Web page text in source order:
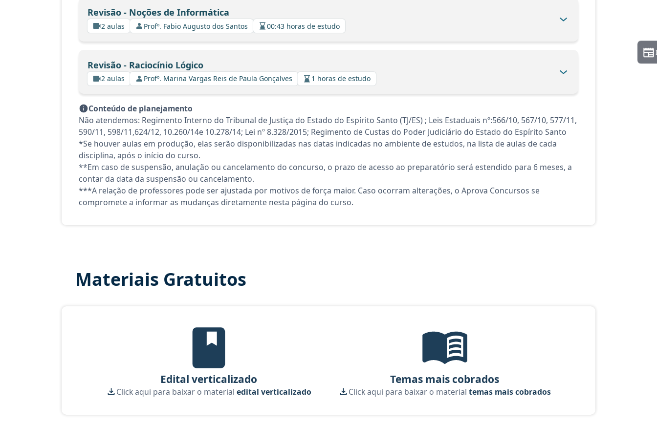
Revisão - Noções de Informática
2 aulas Profº. Fabio Augusto dos Santos 00:43 horas de estudo
Revisão - Raciocínio Lógico
2 aulas Profº. Marina Vargas Reis de Paula Gonçalves 1 horas de estudo
Conteúdo de planejamento
Não atendemos: Regimento Interno do Tribunal de Justiça do Estado do Espírito Santo (TJ/ES) ; Leis Estaduais nº:566/10, 567/10, 577/11,
590/11, 598/11,624/12, 10.260/14e 10.278/14; Lei nº 8.328/2015; Regimento de Custas do Poder Judiciário do Estado do Espírito Santo
*Se houver aulas em produção, elas serão disponibilizadas nas datas indicadas no ambiente de estudos, na lista de aulas de cada
disciplina, após o início do curso.
**Em caso de suspensão, anulação ou cancelamento do concurso, o prazo de acesso ao preparatório será estendido para 6 meses, a
contar da data da suspensão ou cancelamento.
***A relação de professores pode ser ajustada por motivos de força maior. Caso ocorram alterações, o Aprova Concursos se
compromete a informar as mudanças diretamente nesta página do curso.
Materiais Gratuitos
Edital Verticalizado, material gratuito do Aprova Concursos para o curso Analista: Judiciária - Oficial de Justiça Avaliador
Edital verticalizado
Click aqui para baixar o material edital verticalizado
Temas mais cobrados
Click aqui para baixar o materialtemas mais cobrados